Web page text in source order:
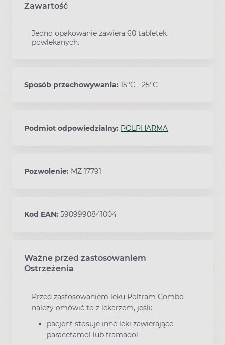
Zawartość
Jedno opakowanie zawiera 60 tabletek
powlekanych.
Sposób przechowywania: 15°C - 25°C
Podmiot odpowiedzialny: POLPHARMA
Pozwolenie: MZ 17791
Kod EAN: 5909990841004
Ważne przed zastosowaniem
Ostrzeżenia
Przed zastosowaniem leku Poltram Combo
należy omówić to z lekarzem, jeśli:
pacjent stosuje inne leki zawierające
paracetamol lub tramadol